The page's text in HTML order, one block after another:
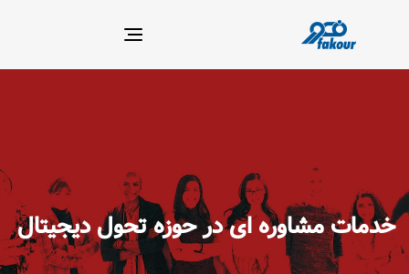
Toggle
navigation
خدمات مشاوره ای در حوزه تحول دیجیتال